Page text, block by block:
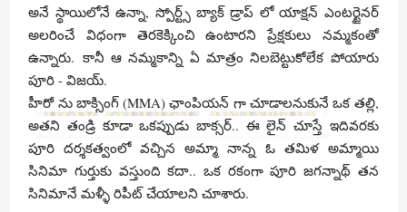
అనే స్థాయిలోనే ఉన్నా, స్పోర్ట్స్ బ్యాక్ డ్రాప్ లో యాక్షన్ ఎంటర్టైనర్
అలరించే విధంగా తెరకెక్కించి ఉంటారని ప్రేక్షకులు నమ్మకంతో
ఉన్నారు. కానీ ఆ నమ్మకాన్ని ఏ మాత్రం నిలబెట్టుకోలేక పోయారు
పూరి - విజయ్.
హీరో ను బాక్సింగ్ (MMA) ఛాంపియన్ గా చూడాలనుకునే ఒక తల్లి,
అతని తండ్రి కూడా ఒకప్పుడు బాక్సర్.. ఈ లైన్ చూస్తే ఇదివరకు
పూరి దర్శకత్వంలో వచ్చిన అమ్మా నాన్న ఓ తమిళ అమ్మాయి
సినిమా గుర్తుకు వస్తుంది కదా.. ఒక రకంగా పూరి జగన్నాథ్ తన
సినిమానే మళ్ళీ రిపీట్ చేయాలని చూశారు.